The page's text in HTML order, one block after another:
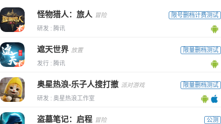
怪物猎人：旅人 冒险
限号删档计费测试
研发 : 腾讯
遮天世界 放置
限量删档测试
发行 : 腾讯
奥星热浪-乐子人搜打撤 派对游戏
限量删档测试
研发 : 奥星热浪工作室
盗墓笔记：启程 冒险
公测